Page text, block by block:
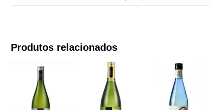
Produtos relacionados